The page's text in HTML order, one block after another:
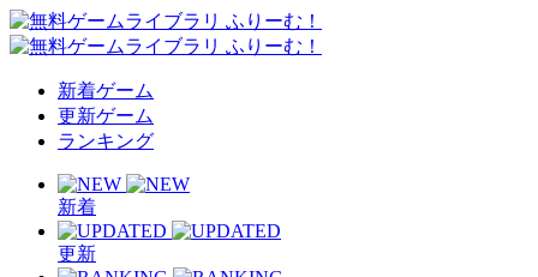
新着ゲーム
更新ゲーム
ランキング
新着
更新